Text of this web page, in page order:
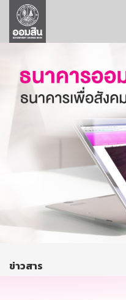
ลูกค้าธุรกิจ
ลูกค้าผู้ประกอบรายย่อย
ออมเพื่อสุข
เกี่ยวกับธนาคาร
การพัฒนาที่ยั่งยืน
บริการทางการเงิน
ติดต่อเรา
บริการออนไลน์
ข่าวสาร